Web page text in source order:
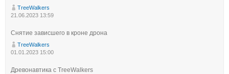
TreeWalkers
21.06.2023 13:59
Снятие зависшего в кроне дрона
TreeWalkers
01.01.2023 15:00
Древонавтика с TreeWalkers